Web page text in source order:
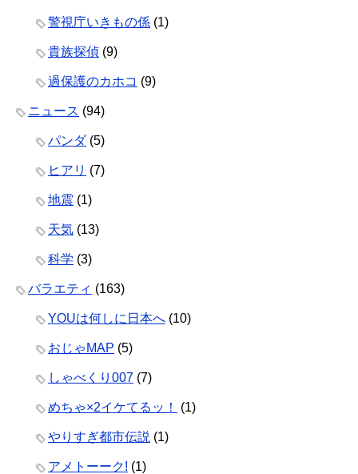
警視庁いきもの係 (1)
貴族探偵 (9)
過保護のカホコ (9)
ニュース (94)
パンダ(5)
ヒアリ (7)
地震 (1)
天気 (13)
科学 (3)
バラエティ (163)
YOUは何しに日本へ (10)
おじゃMAP (5)
しゃべくり007 (7)
めちゃ×2イケてるッ！ (1)
やりすぎ都市伝説 (1)
アメトーーク! (1)